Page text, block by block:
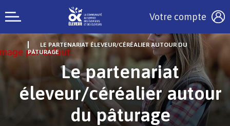
Votre compte
LE PARTENARIAT ÉLEVEUR/CÉRÉALIER AUTOUR DU
PÂTURAGE
Le partenariat
éleveur/céréalier autour
du pâturage